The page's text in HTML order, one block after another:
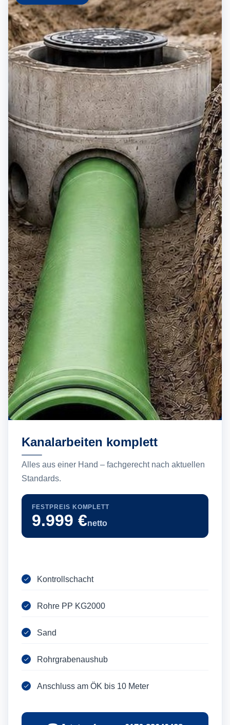
Kanalarbeiten komplett
Alles aus einer Hand – fachgerecht nach aktuellen
Standards.
FESTPREIS KOMPLETT
9.999 €netto
Kontrollschacht
Rohre PP KG2000
Sand
Rohrgrabenaushub
Anschluss am ÖK bis 10 Meter